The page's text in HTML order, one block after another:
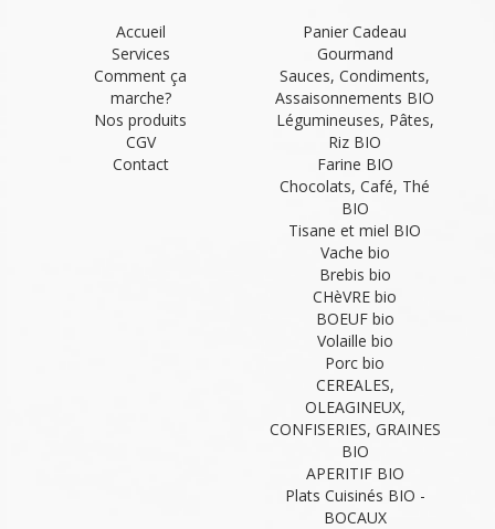
Accueil
Services
Comment ça
marche?
Nos produits
CGV
Contact
Panier Cadeau
Gourmand
Sauces, Condiments,
Assaisonnements BIO
Légumineuses, Pâtes,
Riz BIO
Farine BIO
Chocolats, Café, Thé
BIO
Tisane et miel BIO
Vache bio
Brebis bio
CHèVRE bio
BOEUF bio
Volaille bio
Porc bio
CEREALES,
OLEAGINEUX,
CONFISERIES, GRAINES
BIO
APERITIF BIO
Plats Cuisinés BIO -
BOCAUX